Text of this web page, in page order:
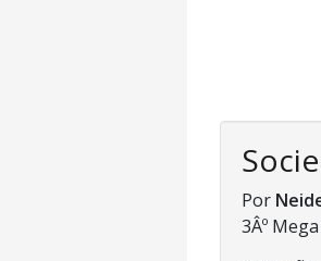
Por
3Âº